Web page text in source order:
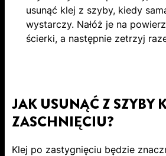
usunąć klej z szyby, kiedy
wystarczy. Nałóż je na
ścierki, a następnie zetrzyj
JAK USUNĄĆ Z SZYBY
ZASCHNIĘCIU?
Klej po zastygnięciu będzie